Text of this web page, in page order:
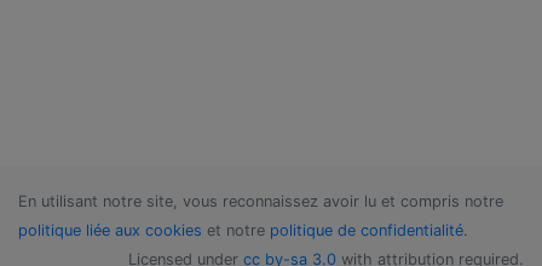
En utilisant notre site, vous reconnaissez avoir lu et compris notre
politique liée aux cookies et notre politique de confidentialité.
Licensed under cc by-sa 3.0 with attribution required.